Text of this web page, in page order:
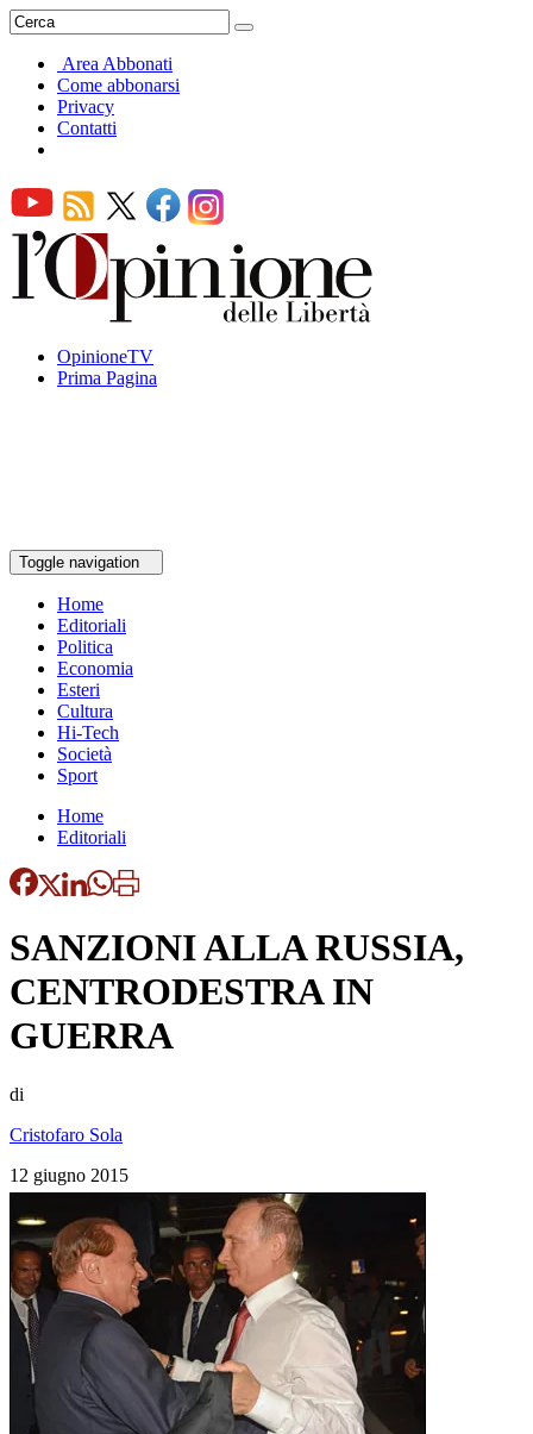
Area Abbonati
Come abbonarsi
Privacy
Contatti
OpinioneTV
Prima Pagina
Toggle navigation
Home
Editoriali
Politica
Economia
Esteri
Cultura
Hi-Tech
Società
Sport
Home
Editoriali
SANZIONI ALLA RUSSIA,
CENTRODESTRA IN
GUERRA
di
Cristofaro Sola
12 giugno 2015